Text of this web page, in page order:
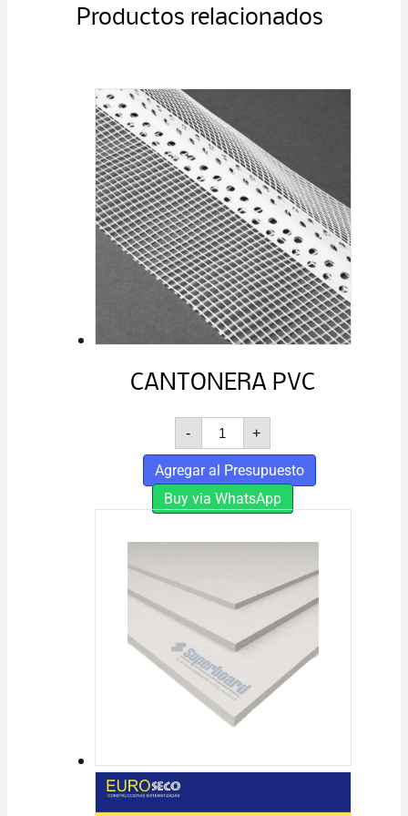
Productos relacionados
CANTONERA PVC
-
CANTONERA
PVC
cantidad
+
Agregar al Presupuesto
Buy via WhatsApp